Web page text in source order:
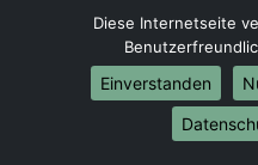
Umzüge-
Umzug von Leverkusen
Umzug von Leverkusen
Umzug von Leverkusen
Umzug von Leverkusen
Diese Internetseite
Einverstanden